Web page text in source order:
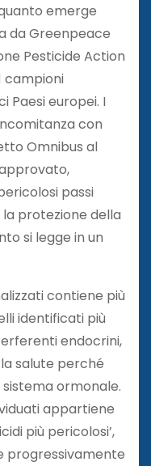
emerge
da Greenpeace
Pesticide Action
campioni
Paesi europei. I
con
Omnibus al
passi
la protezione della
si legge in un
contiene più
identificati più
endocrini,
salute perché
ormonale.
appartiene
più pericolosi’,
progressivamente